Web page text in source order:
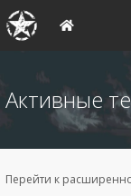
Активные
Перейти к